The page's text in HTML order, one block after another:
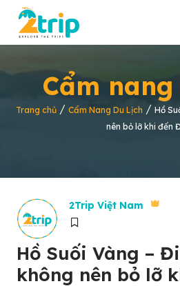
Cẩm
Trang chủ/ Cẩm Nang Du Lịch / Hồ
nên bỏ lỡ khi đến
2Trip Việt Nam
Hồ Suối Vàng –
không nên bỏ lỡ